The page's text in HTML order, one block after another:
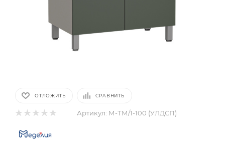
ОТЛОЖИТЬ СРАВНИТЬ
Артикул: М-ТМ/1-100 (УЛДСП)